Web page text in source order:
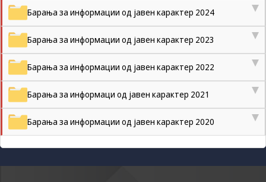
Барања за информации од јавен карактер 2024
Барања за информации од јавен карактер 2023
Барања за информации од јавен карактер 2022
Барања за информаци од јавен карактер 2021
Барања за информации од јавен карактер 2020
да Ви
услугите кои сте
ги побарале
преку нашата веб
страница. Без
овие колачиња,
услугите кои сте
да може да Ви
бидат
испорачани.
автоматски ќе